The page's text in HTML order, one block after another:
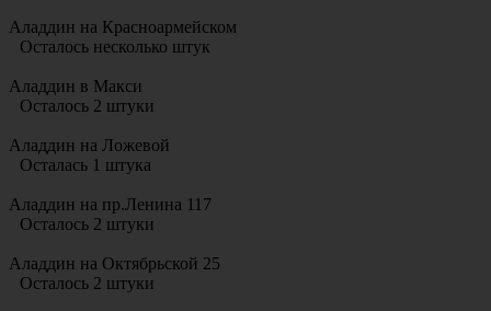
Аладдин на Красноармейском
Осталось несколько штук
Аладдин в Макси
Осталось 2 штуки
Аладдин на Ложевой
Осталась 1 штука
Аладдин на пр.Ленина 117
Осталось 2 штуки
Аладдин на Октябрьской 25
Осталось 2 штуки